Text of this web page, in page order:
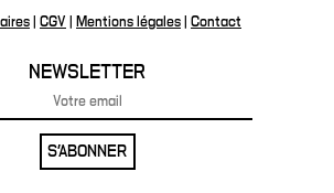
CGV Mentions légales Contact
NEWSLETTER
S'ABONNER